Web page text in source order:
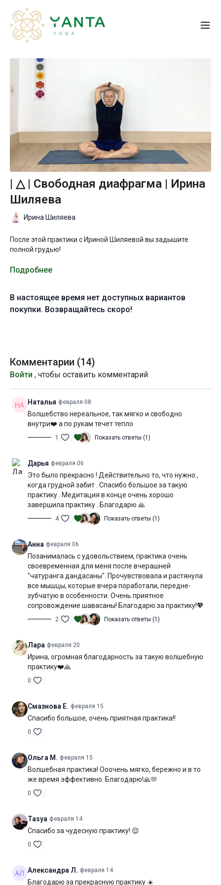
| △ | Свободная диафрагма | Ирина
Шиляева
Ирина Шиляева
После этой практики с Ириной Шиляевой вы задышите
полной грудью!
Мягкая проработка диафрагмы, грудных и межреберных
верхнюю часть тела, простимулировать лимфодренаж,
освободить грудную клетку от скопившегося напряжения.
основные акценты и движения, интегрировать их в свою
рутину ухода за лицом и зоной декольте и выполнять их по
мере необходимости с целью профилактики спазмов и
отёков.
В конце практики (после шавасаны) вас ждёт медитация на
раскрытие сердечного центра.
Если вы не знакомы с дыханием бхастрика, перед
техники
Настраивайтесь на размеренную практику, мягкое
раскрепощение грудной клетки и приятное послевкусие!
Уровень подготовки:любой (△)
снятие напряжения в верхней части тела,
Специфика:расслабляющая практика с акцентом на
проработку грудных мышц и диафрагмы
Нагрузка:умеренная
Оборудование:не потребуется
Продолжительность:57 мин. (включая шавасану)
Подробнее
В настоящее время нет доступных вариантов
покупки. Возвращайтесь скоро!
Комментарии (14)
Войти , чтобы оставить комментарий
Наталья февраля 08
Волшебство нереальное, так мягко и свободно
внутри❤️ а по рукам течет тепло
1 Показать ответы (1)
Дарья февраля 06
Это было прекрасно ! Действительно то, что нужно ,
когда грудной забит . Спасибо большое за такую
практику . Медитация в конце очень хорошо
завершила практику . Благодарю 🙏
4 Показать ответы (1)
Анна февраля 06
Позанималась с удовольствием, практика очень
своевременная для меня после вчерашней
"чатуранга дандасаны". Прочувствовала и растянула
все мышцы, которые вчера поработали, передне-
зубчатую в особенности. Очень приятное
сопровождение шавасаны! Благодарю за практику!💖
2 Показать ответы (1)
Лара февраля 20
Ирина, огромная благодарность за такую волшебную
практику❤️🙏
0
Смазнова Е. февраля 15
Спасибо большое, очень приятная практика!!
0
Ольга М. февраля 15
Волшебная практика! Ооочень мягко, бережно и в то
же время эффективно. Благодарю!🙏🫶
0
Tasya февраля 14
Спасибо за чудесную практику! 😌
0
Александра Л. февраля 14
Благодарю за прекрасную практику ☀️